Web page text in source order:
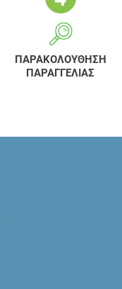
ΠΑΡΑΚΟΛΟΥΘΗΣΗ
ΠΑΡΑΓΓΕΛΙΑΣ